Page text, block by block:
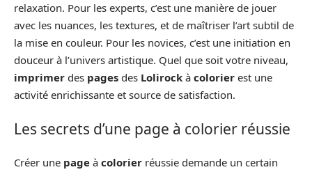
relaxation. Pour les experts, c’est une manière de jouer
avec les nuances, les textures, et de maîtriser l’art subtil de
la mise en couleur. Pour les novices, c’est une initiation en
douceur à l’univers artistique. Quel que soit votre niveau,
imprimer des pages des Lolirock à colorier est une
activité enrichissante et source de satisfaction.
Les secrets d’une page à colorier réussie
Créer une page à colorier réussie demande un certain